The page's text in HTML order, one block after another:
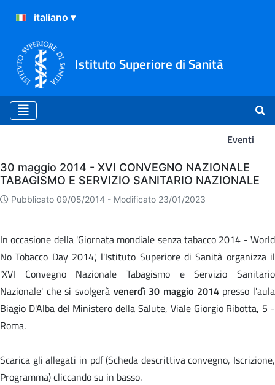
Istituto Superiore di Sanità
Eventi
Eventi
30 maggio 2014 - XVI CONVEGNO NAZIONALE
TABAGISMO E SERVIZIO SANITARIO NAZIONALE
Pubblicato 09/05/2014 - Modificato 23/01/2023
In occasione della 'Giornata mondiale senza tabacco 2014 - World
No Tobacco Day 2014', l'Istituto Superiore di Sanità organizza il
'XVI Convegno Nazionale Tabagismo e Servizio Sanitario
Nazionale' che si svolgerà venerdì 30 maggio 2014presso l'aula
Biagio D'Alba del Ministero della Salute, Viale Giorgio Ribotta, 5 -
Roma.
Scarica gli allegati in pdf (Scheda descrittiva convegno, Iscrizione,
Programma) cliccando su in basso.